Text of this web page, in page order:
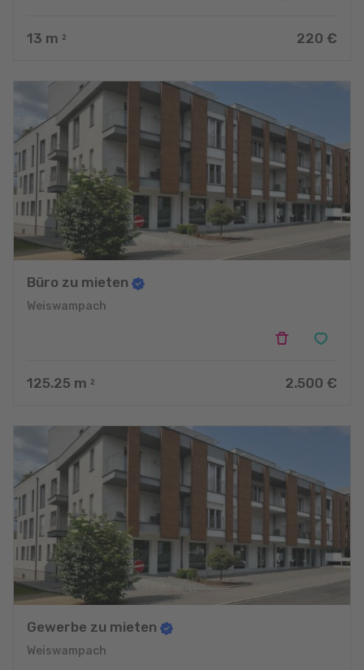
13 m 2 220 €
Büro zu mieten
Weiswampach
125.25 m 2 2.500 €
Gewerbe zu mieten
Weiswampach